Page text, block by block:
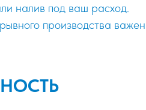
налив под ваш расход.
производства